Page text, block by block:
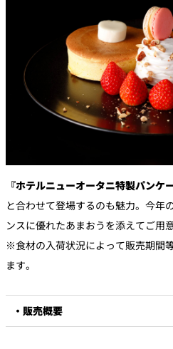
『ホテルニューオータニ特製パンケ
と合わせて登場するのも魅力。今年
ンスに優れたあまおうを添えてご用
※食材の入荷状況によって販売期間
ます。
・販売概要